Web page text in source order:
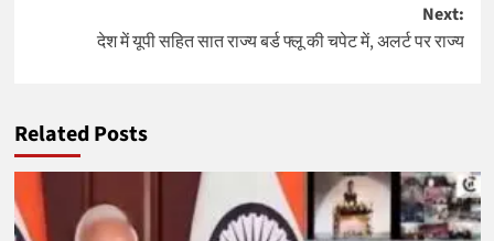
Next:
देश में यूपी सहित सात राज्य बर्ड फ्लू की चपेट में, अलर्ट पर राज्य
Related Posts